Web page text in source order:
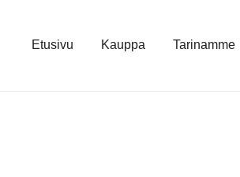
contentEtusivu Kauppa Tarinamme